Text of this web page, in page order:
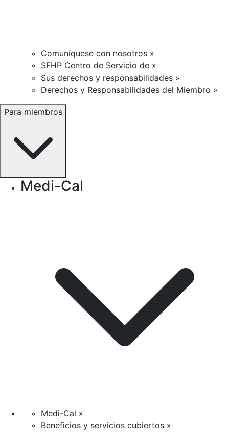
Comuníquese con nosotros »
SFHP Centro de Servicio de »
Sus derechos y responsabilidades »
Derechos y Responsabilidades del Miembro »
Para miembros
Medi-Cal
Medi-Cal »
Beneficios y servicios cubiertos »